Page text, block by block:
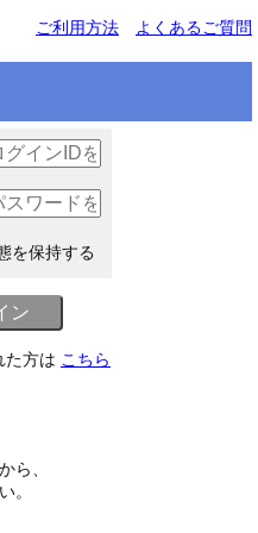
ご利用方法 よくあるご質問
を保持する
た方は こちら
ら、
。